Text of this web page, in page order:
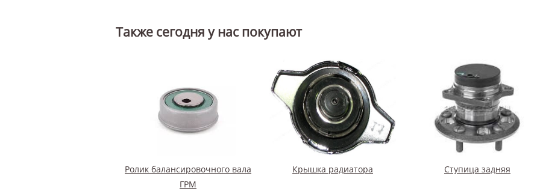
Также сегодня у нас покупают
Ролик балансировочного вала
ГРМ
Крышка радиатора Ступица задняя